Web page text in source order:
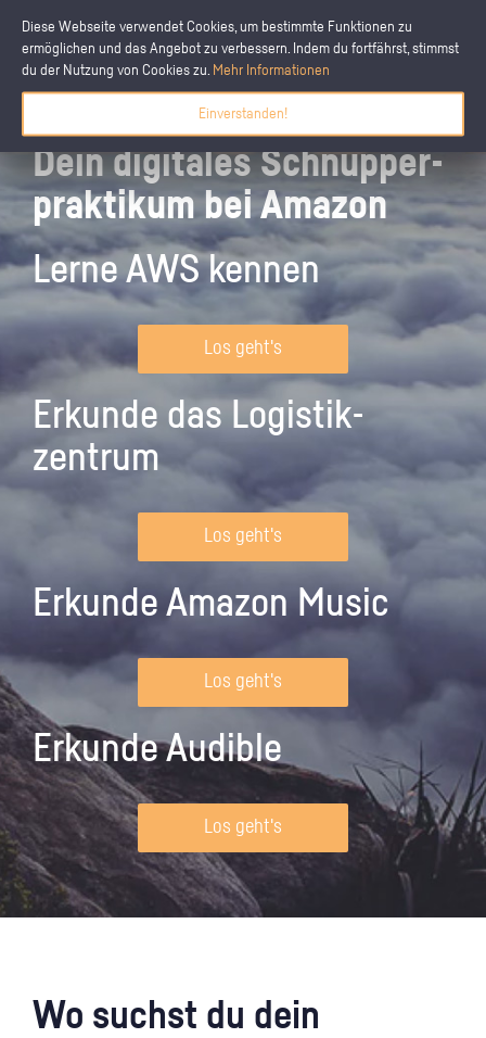
Diese Webseite verwendet Cookies, um bestimmte Funktionen zu
ermöglichen und das Angebot zu verbessern. Indem du fortfährst, stimmst
du der Nutzung von Cookies zu. Mehr Informationen
Einverstanden!
Dein digitales Schnupper­
praktikum bei Amazon
Lerne AWS kennen
Los geht's
Erkunde das Logistik­
zentrum
Los geht's
Erkunde Amazon Music
Los geht's
Erkunde Audible
Los geht's
Wo suchst du dein